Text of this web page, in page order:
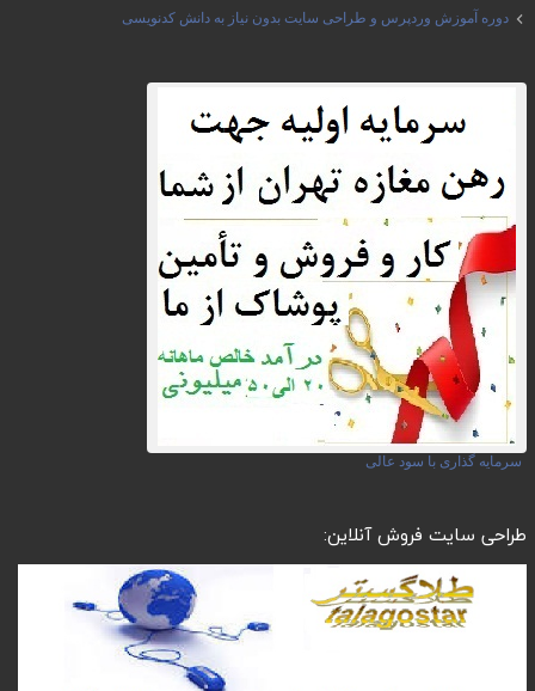
دوره آموزش وردپرس و طراحی سایت بدون نیاز به دانش کدنویسی
سرمایه گذاری با سود عالی
طراحی سایت فروش آنلاین: